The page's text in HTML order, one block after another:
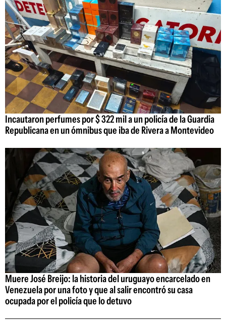
Incautaron perfumes por $ 322 mil a un policía de la Guardia
Republicana en un ómnibus que iba de Rivera a Montevideo
Muere José Breijo: la historia del uruguayo encarcelado en
Venezuela por una foto y que al salir encontró su casa
ocupada por el policía que lo detuvo